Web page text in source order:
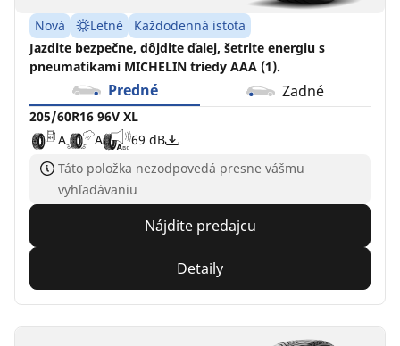
Nová Letné
Každodenná istota
Jazdite bezpečne, dôjdite ďalej, šetrite energiu s
pneumatikami MICHELIN triedy AAA (1).
Predné Zadné
205/60R16 96V XL
A
A 69 dB
Táto položka nezodpovedá presne vášmu
vyhľadávaniu
Nájdite predajcu
Detaily